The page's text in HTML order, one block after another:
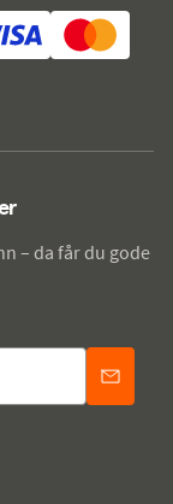
– da får du gode